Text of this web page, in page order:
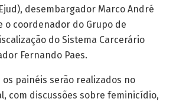
desembargador Marco André
o coordenador do Grupo de
do Sistema Carcerário
Fernando Paes.
os painéis serão realizados no
com discussões sobre feminicídio,